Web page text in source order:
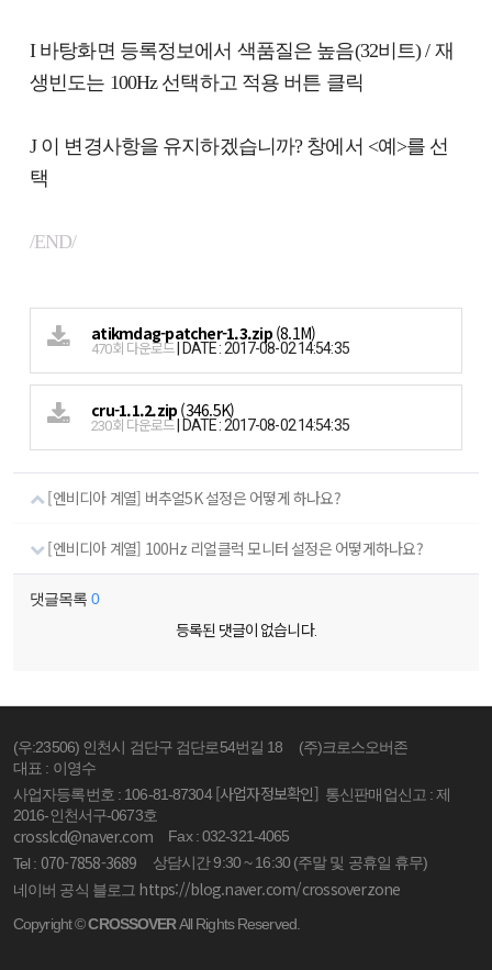
I 바탕화면 등록정보에서 색품질은 높음(32비트) / 재
생빈도는 100Hz 선택하고 적용 버튼 클릭
J 이 변경사항을 유지하겠습니까? 창에서 <예>를 선
택
/END/
atikmdag-patcher-1.3.zip(8.1M)
470회 다운로드 DATE : 2017-08-02 14:54:35
cru-1.1.2.zip (346.5K)
230회 다운로드 DATE : 2017-08-02 14:54:35
[엔비디아 계열] 버추얼5K 설정은 어떻게 하나요?
[엔비디아 계열] 100Hz 리얼클럭 모니터 설정은 어떻게하나요?
댓글목록 0
등록된 댓글이 없습니다.
(우:23506) 인천시 검단구 검단로54번길 18
(주)크로스오버존
대표 : 이영수
사업자등록번호 : 106-81-87304[사업자정보확인] 통신판매업신고 : 제
2016-인천서구-0673호
crosslcd@naver.com
Fax : 032-321-4065
Tel : 070-7858-3689
상담시간 9:30 ~ 16:30 (주말 및 공휴일 휴무)
네이버 공식 블로그 https://blog.naver.com/crossoverzone
Copyright ©CROSSOVERAll Rights Reserved.